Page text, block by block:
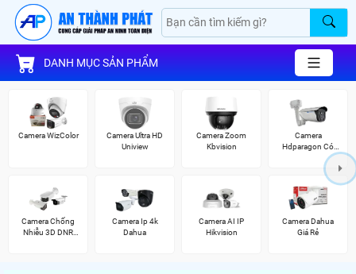
DANH MỤC SẢN PHẨM
Camera WizColor
Camera Ultra HD
Uniview
Camera Zoom
Kbvision
Camera
Hdparagon Có
Màu Ban Đêm
Camera Chống
Nhiễu 3D DNR
Camera Ip 4k
Dahua
Camera AI IP
Hikvision
Camera Dahua
Giá Rẻ